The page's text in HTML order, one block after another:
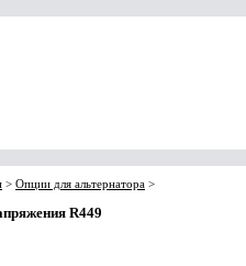
> Опции для альтернатора >
R449